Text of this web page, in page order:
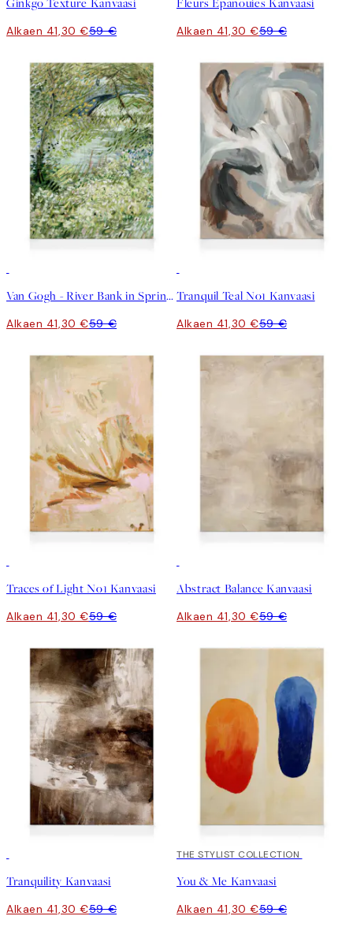
Alkaen 41,30 €59 € Alkaen 41,30 €59 €
Van Gogh - River Bank in Springtime Kanvaasi
Alkaen 41,30 €59 €
Tranquil Teal No1 Kanvaasi
Alkaen 41,30 €59 €
Traces of Light No1 Kanvaasi
Alkaen 41,30 €59 €
Abstract Balance Kanvaasi
Alkaen 41,30 €59 €
Tranquility Kanvaasi
Alkaen 41,30 €59 €
30%*
THE STYLIST COLLECTION
You & Me Kanvaasi
Alkaen 41,30 €59 €